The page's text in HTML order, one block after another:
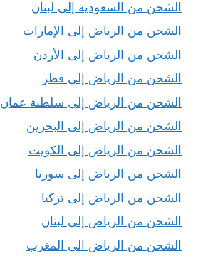
الشحن من السعودية إلى لبنان
الشحن من الرياض إلى الإمارات
الشحن من الرياض إلى الأردن
الشحن من الرياض إلى قطر
الشحن من الرياض إلى سلطنة عمان
الشحن من الرياض إلى البحرين
الشحن من الرياض إلى الكويت
الشحن من الرياض إلى سوريا
الشحن من الرياض إلى تركيا
الشحن من الرياض إلى لبنان
الشحن من الرياض الى المغرب